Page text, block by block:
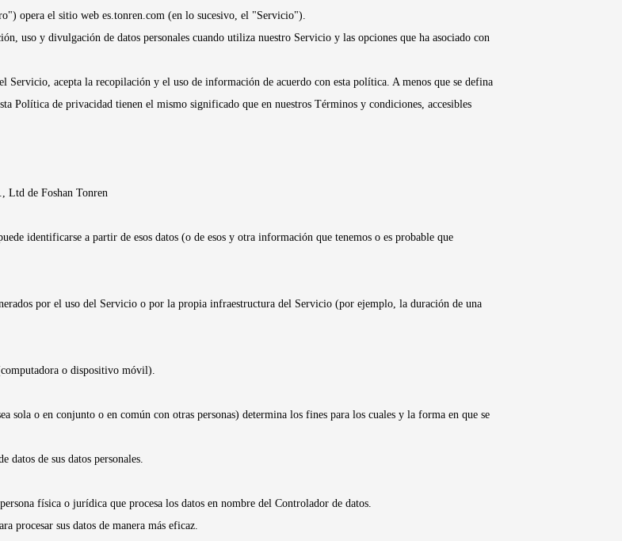
opera el sitio web es.tonren.com (en lo sucesivo, el "Servicio").
uso y divulgación de datos personales cuando utiliza nuestro Servicio y las opciones que ha asociado con
acepta la recopilación y el uso de información de acuerdo con esta política. A menos que se defina
Política de privacidad tienen el mismo significado que en nuestros Términos y condiciones, accesibles
Ltd de Foshan Tonren
identificarse a partir de esos datos (o de esos y otra información que tenemos o es probable que
por el uso del Servicio o por la propia infraestructura del Servicio (por ejemplo, la duración de una
o dispositivo móvil).
sola o en conjunto o en común con otras personas) determina los fines para los cuales y la forma en que se
datos de sus datos personales.
física o jurídica que procesa los datos en nombre del Controlador de datos.
procesar sus datos de manera más eficaz.